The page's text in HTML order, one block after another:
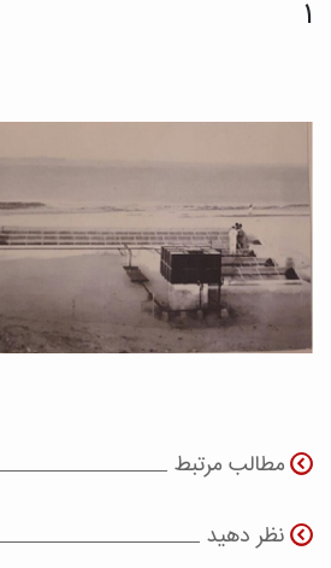
۱
مطالب مرتبط
نظر دهید